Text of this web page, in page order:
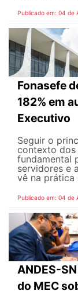
Publicado em: 04 de
Fonasefe
182% em
Executivo
Seguir o
contexto dos
fundamental
servidores e
vê na prática
Publicado em: 04 de
ANDES-
do MEC